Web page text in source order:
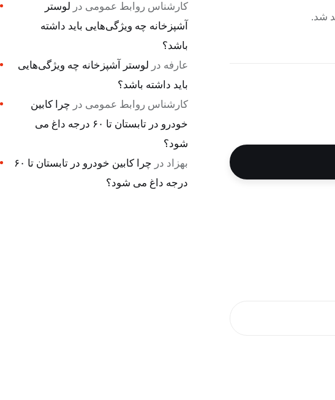
شد.
کارشناس روابط عمومی در لوستر
آشپزخانه چه ویژگی‌هایی باید داشته
باشد؟
عارفه در لوستر آشپزخانه چه ویژگی‌هایی
باید داشته باشد؟
کارشناس روابط عمومی در چرا کابین
خودرو در تابستان تا ۶۰ درجه داغ می
شود؟
بهزاد در
چرا کابین خودرو در تابستان تا ۶۰
درجه داغ می شود؟